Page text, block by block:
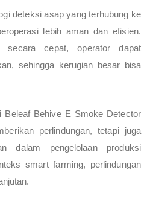
deteksi asap yang terhubung ke
lebih aman dan efisien.
secara cepat, operator dapat
sehingga kerugian besar bisa
Beleaf Behive E Smoke Detector
perlindungan, tetapi juga
dalam pengelolaan produksi
smart farming, perlindungan